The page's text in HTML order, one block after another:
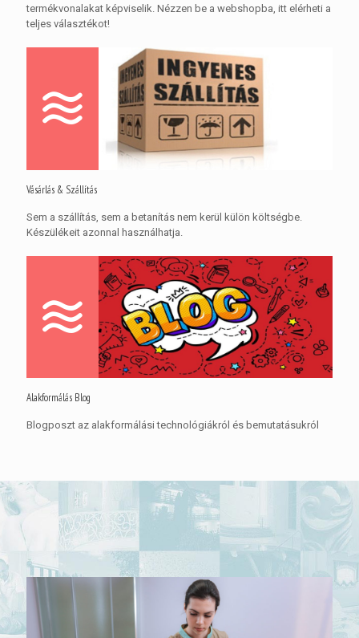
termékvonalakat képviselik. Nézzen be a webshopba, itt elérheti a
teljes választékot!
Vásárlás & Szállítás
Sem a szállítás, sem a betanítás nem kerül külön költségbe.
Készülékeit azonnal használhatja.
Alakformálás Blog
Blogposzt az alakformálási technológiákról és bemutatásukról